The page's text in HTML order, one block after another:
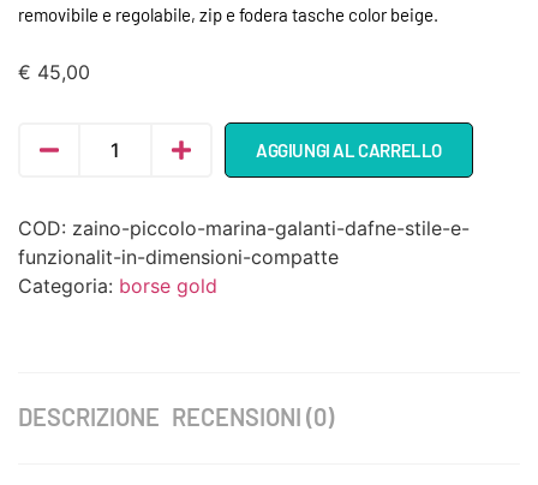
removibile e regolabile, zip e fodera tasche color beige.
€ 45,00
AGGIUNGI AL CARRELLO
COD: zaino-piccolo-marina-galanti-dafne-stile-e-
funzionalit-in-dimensioni-compatte
Categoria: borse gold
DESCRIZIONE RECENSIONI (0)